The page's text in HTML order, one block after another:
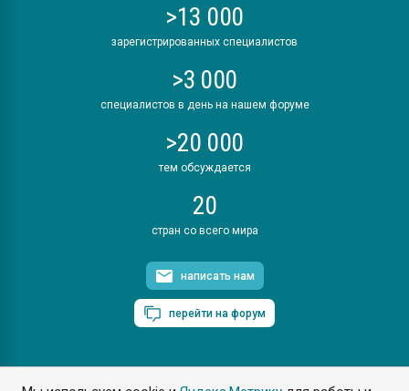
>13 000
зарегистрированных специалистов
>3 000
специалистов в день на нашем форуме
>20 000
тем обсуждается
20
стран со всего мира
написать нам
перейти на форум